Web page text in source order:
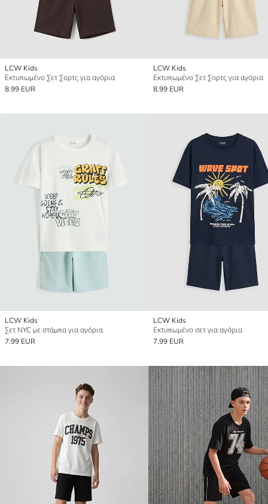
LCW Kids
Εκτυπωμένο Σετ Σορτς για αγόρια
8.99 EUR
LCW Kids
Εκτυπωμένο Σετ Σορτς για αγόρια
8.99 EUR
LCW Kids
Σετ NYC με στάμπα για αγόρια
7.99 EUR
LCW Kids
Εκτυπωμένο σετ για αγόρια
7.99 EUR